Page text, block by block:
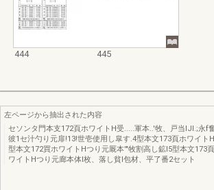
444 445
左ページから抽出された内容
セソンタ門本支172頁ホワイトH受.....軍本..'牧、戸当IJI.;永f
彼1セ汁勺り元扉!13!世壱使用し皐す.4型本文173頁ホワイト
型本文172買ホワイトHつり元厩本'"牧割高し鉱l5型本文173
ワイトHつり元廊本体l枚、落し貧l包材、平了番2セット